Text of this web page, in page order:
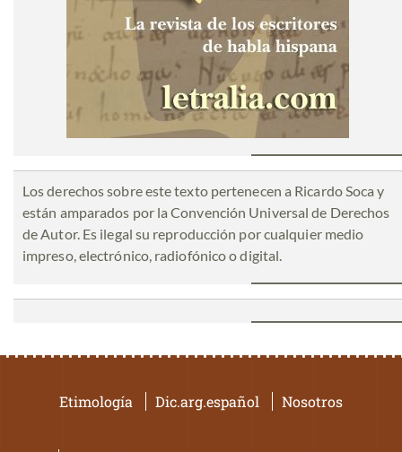
Los derechos sobre este texto pertenecen a Ricardo Soca y
están amparados por la Convención Universal de Derechos
de Autor. Es ilegal su reproducción por cualquier medio
impreso, electrónico, radiofónico o digital.
Etimología Dic.arg.español Nosotros